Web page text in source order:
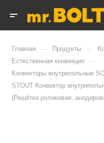
Главная — Продукты —
Естественная конвекция —
Конвекторы внутрипольные
STOUT Конвектор
(Решётка роликовая,